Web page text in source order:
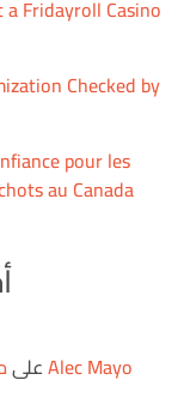
Fridayroll Casino
Checked by
pour les
au Canada
Alec Mayoعلى